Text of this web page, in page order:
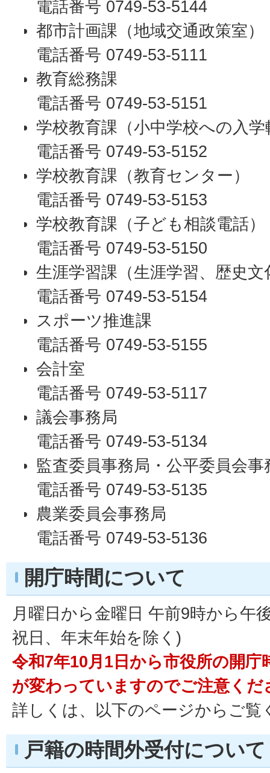
電話番号 0749-53-5144
都市計画課（地域交通政策室）
電話番号 0749-53-5111
教育総務課
電話番号 0749-53-5151
学校教育課（小中学校への入学
電話番号 0749-53-5152
学校教育課（教育センター）
電話番号 0749-53-5153
学校教育課（子ども相談電話）
電話番号 0749-53-5150
生涯学習課（生涯学習、歴史文
電話番号 0749-53-5154
スポーツ推進課
電話番号 0749-53-5155
会計室
電話番号 0749-53-5117
議会事務局
電話番号 0749-53-5134
監査委員事務局・公平委員会事
電話番号 0749-53-5135
農業委員会事務局
電話番号 0749-53-5136
開庁時間について
月曜日から金曜日 午前9時から午
祝日、年末年始を除く)
令和7年10月1日から市役所の開庁
が変わっていますのでご注意くだ
詳しくは、以下のページからご覧
戸籍の時間外受付について